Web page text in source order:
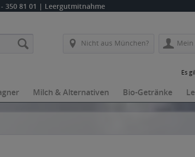
350 81 01 | Leergutmitnahme
Nicht aus München?
Es
Milch & Alternativen Bio-Getränke